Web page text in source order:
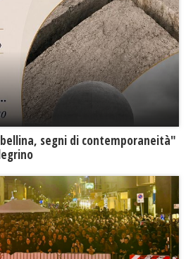
segni di contemporaneità"